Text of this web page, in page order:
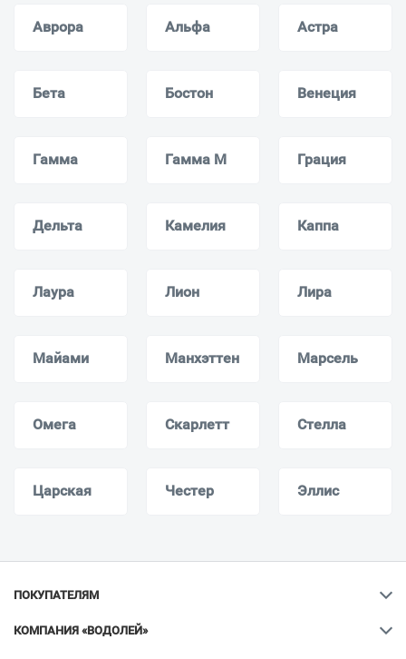
Аврора Альфа Астра
Бета Бостон Венеция
Гамма Гамма M Грация
Дельта Камелия Каппа
Лаура Лион Лира
Майами Манхэттен Марсель
Омега Скарлетт Стелла
Царская Честер Эллис
ПОКУПАТЕЛЯМ
КОМПАНИЯ «ВОДОЛЕЙ»